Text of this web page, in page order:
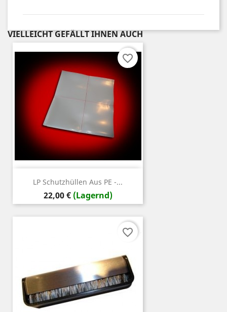
VIELLEICHT GEFÄLLT IHNEN AUCH
LP Schutzhüllen Aus PE -...
Preis
22,00 € (Lagernd)
favorite_border
favorite_border